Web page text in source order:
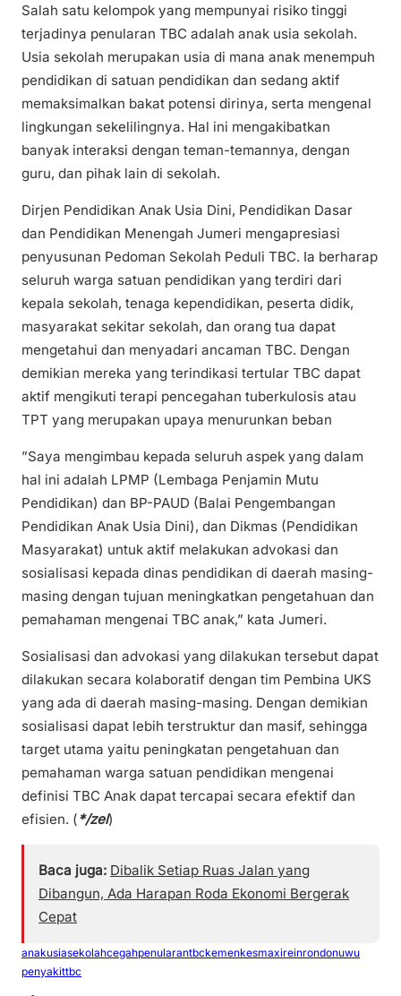
Salah satu kelompok yang mempunyai risiko tinggi
terjadinya penularan TBC adalah anak usia sekolah.
Usia sekolah merupakan usia di mana anak menempuh
pendidikan di satuan pendidikan dan sedang aktif
memaksimalkan bakat potensi dirinya, serta mengenal
lingkungan sekelilingnya. Hal ini mengakibatkan
banyak interaksi dengan teman-temannya, dengan
guru, dan pihak lain di sekolah.
Dirjen Pendidikan Anak Usia Dini, Pendidikan Dasar
dan Pendidikan Menengah Jumeri mengapresiasi
penyusunan Pedoman Sekolah Peduli TBC. Ia berharap
seluruh warga satuan pendidikan yang terdiri dari
kepala sekolah, tenaga kependidikan, peserta didik,
masyarakat sekitar sekolah, dan orang tua dapat
mengetahui dan menyadari ancaman TBC. Dengan
demikian mereka yang terindikasi tertular TBC dapat
aktif mengikuti terapi pencegahan tuberkulosis atau
TPT yang merupakan upaya menurunkan beban
”Saya mengimbau kepada seluruh aspek yang dalam
hal ini adalah LPMP (Lembaga Penjamin Mutu
Pendidikan) dan BP-PAUD (Balai Pengembangan
Pendidikan Anak Usia Dini), dan Dikmas (Pendidikan
Masyarakat) untuk aktif melakukan advokasi dan
sosialisasi kepada dinas pendidikan di daerah masing-
masing dengan tujuan meningkatkan pengetahuan dan
pemahaman mengenai TBC anak,” kata Jumeri.
Sosialisasi dan advokasi yang dilakukan tersebut dapat
dilakukan secara kolaboratif dengan tim Pembina UKS
yang ada di daerah masing-masing. Dengan demikian
sosialisasi dapat lebih terstruktur dan masif, sehingga
target utama yaitu peningkatan pengetahuan dan
pemahaman warga satuan pendidikan mengenai
definisi TBC Anak dapat tercapai secara efektif dan
efisien. (*/zel)
Baca juga: Dibalik Setiap Ruas Jalan yang
Dibangun, Ada Harapan Roda Ekonomi Bergerak
Cepat
anakusiasekolahcegahpenularantbckemenkesmaxireinrondonuwu
penyakittbc